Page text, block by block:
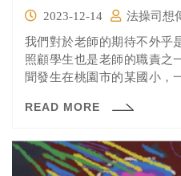
2023-12-14
法操司想
我們對於老師的期待不外乎
照顧學生也是老師的職責之
聞發生在桃園市的某國小，
學生意願，事後更懷孕生子
交罪等9罪判刑，合併應執行
READ MORE